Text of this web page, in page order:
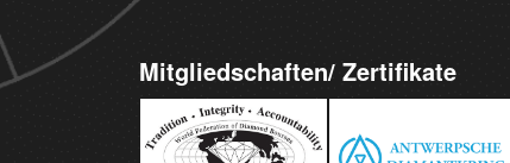
Mitgliedschaften/ Zertifikate